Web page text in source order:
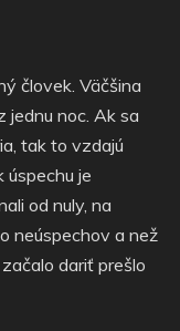
človek. Väčšina
jednu noc. Ak sa
tak to vzdajú
úspechu je
od nuly, na
neúspechov a než
dariť prešlo